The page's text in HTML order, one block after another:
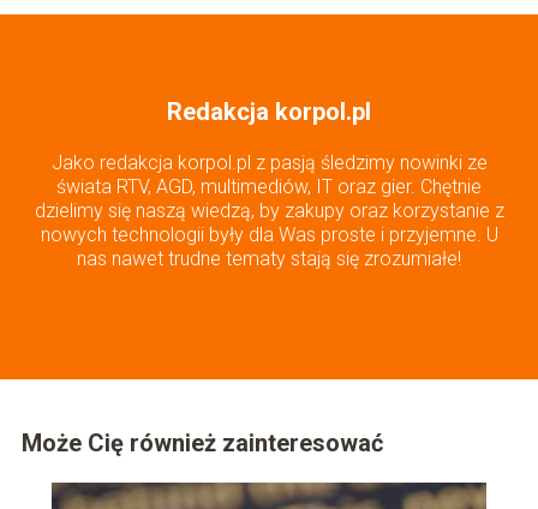
Redakcja korpol.pl
Jako redakcja korpol.pl z pasją śledzimy nowinki ze
świata RTV, AGD, multimediów, IT oraz gier. Chętnie
dzielimy się naszą wiedzą, by zakupy oraz korzystanie z
nowych technologii były dla Was proste i przyjemne. U
nas nawet trudne tematy stają się zrozumiałe!
Może Cię również zainteresować